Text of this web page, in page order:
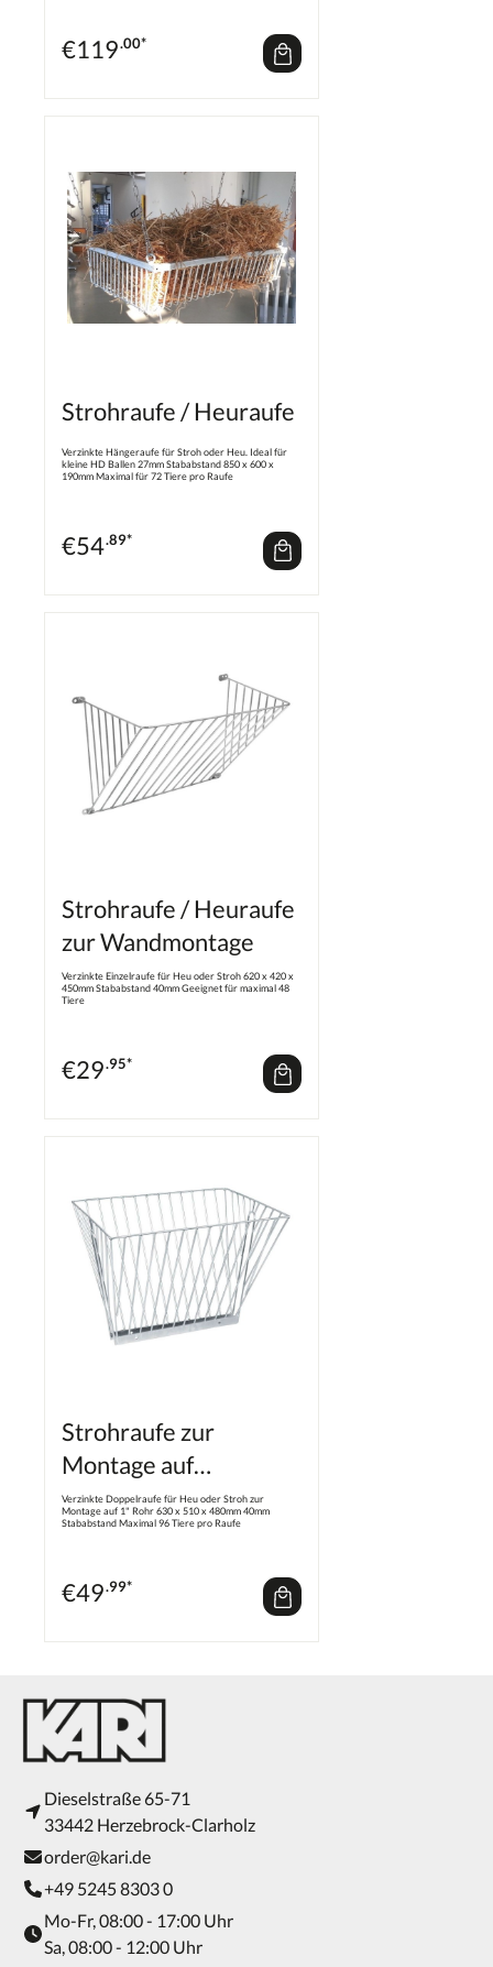
€119.00*
Strohraufe / Heuraufe
Verzinkte Hängeraufe für Stroh oder Heu. Ideal für
kleine HD Ballen 27mm Stababstand 850 x 600 x
190mm Maximal für 72 Tiere pro Raufe
€54.89*
Strohraufe / Heuraufe
zur Wandmontage
Verzinkte Einzelraufe für Heu oder Stroh 620 x 420 x
450mm Stababstand 40mm Geeignet für maximal 48
Tiere
€29.95*
Strohraufe zur
Montage auf
Trennwänden
Verzinkte Doppelraufe für Heu oder Stroh zur
Montage auf 1" Rohr 630 x 510 x 480mm 40mm
Stababstand Maximal 96 Tiere pro Raufe
€49.99*
Dieselstraße 65-71
33442 Herzebrock-Clarholz
order@kari.de
+49 5245 8303 0
Mo-Fr, 08:00 - 17:00 Uhr
Sa, 08:00 - 12:00 Uhr